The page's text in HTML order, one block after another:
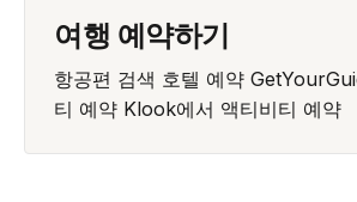
여행 예약하기
항공편 검색 호텔 예약
티 예약 Klook에서 액티비티 예약